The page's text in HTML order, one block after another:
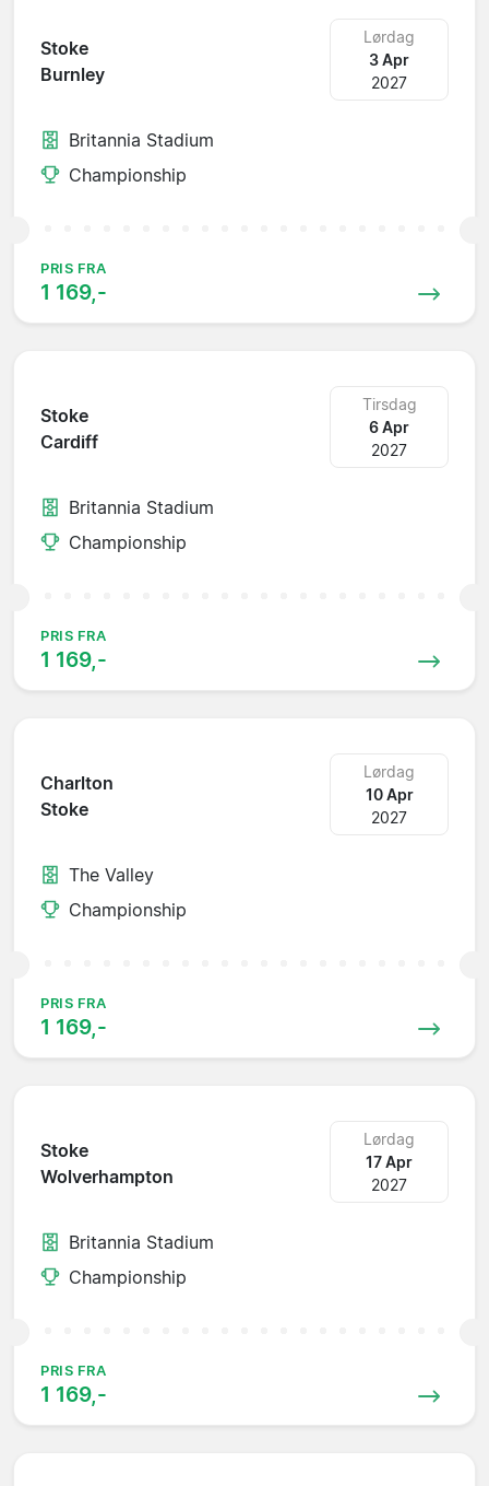
Stoke
Burnley
Lørdag
3 Apr
2027
Britannia Stadium
Championship
PRIS FRA
1 169,-
Stoke
Cardiff
Tirsdag
6 Apr
2027
Britannia Stadium
Championship
PRIS FRA
1 169,-
Charlton
Stoke
Lørdag
10 Apr
2027
The Valley
Championship
PRIS FRA
1 169,-
Stoke
Wolverhampton
Lørdag
17 Apr
2027
Britannia Stadium
Championship
PRIS FRA
1 169,-